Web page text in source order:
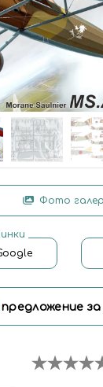
Фото
предложение за